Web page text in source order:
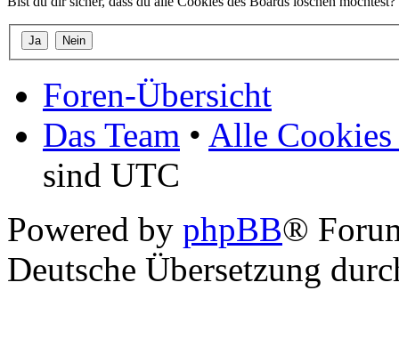
Foren-Übersicht
Das Team • Alle Cookies
sind UTC
Powered by phpBB®
Deutsche Übersetzung